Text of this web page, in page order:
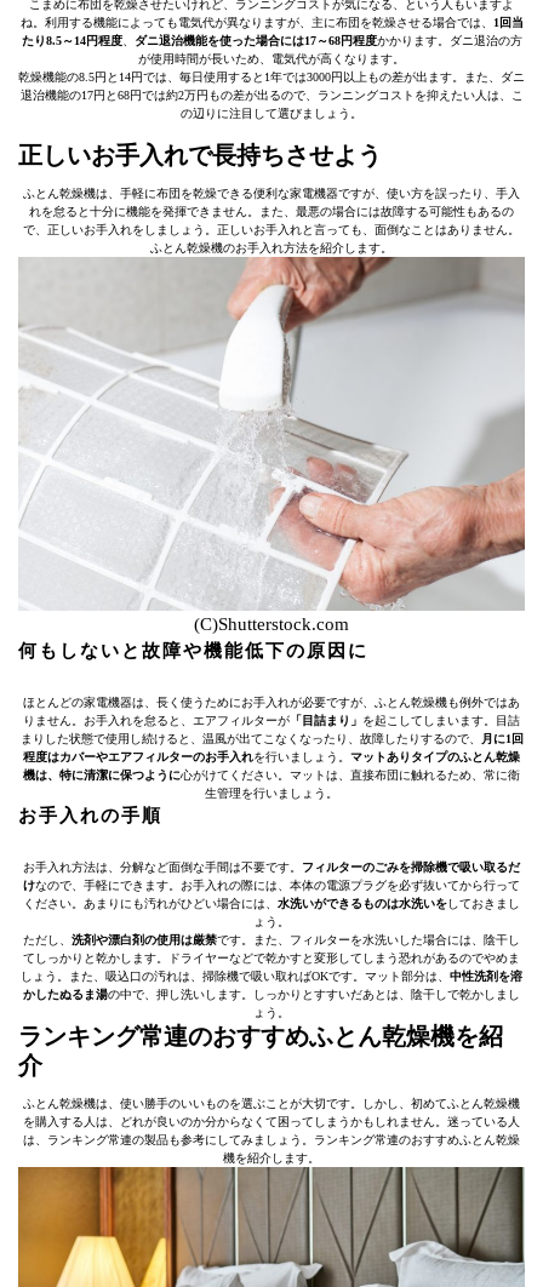
こまめに布団を乾燥させたいけれど、ランニングコストが気になる、という人もいますよ
ね。利用する機能によっても電気代が異なりますが、主に布団を乾燥させる場合では、
1回当
たり8.5～14円程度、 ダニ退治機能を使った場合には17～68円程度かかります。ダニ退治の方
が使用時間が長いため、電気代が高くなります。
乾燥機能の8.5円と14円では、毎日使用すると1年では3000円以上もの差が出ます。また、ダニ
退治機能の17円と68円では約2万円もの差が出るので、ランニングコストを抑えたい人は、こ
の辺りに注目して選びましょう。
正しいお手入れで長持ちさせよう
ふとん乾燥機は、手軽に布団を乾燥できる便利な家電機器ですが、使い方を誤ったり、手入
れを怠ると十分に機能を発揮できません。また、最悪の場合には故障する可能性もあるの
で、正しいお手入れをしましょう。正しいお手入れと言っても、面倒なことはありません。
ふとん乾燥機のお手入れ方法を紹介します。
(C)Shutterstock.com
何もしないと故障や機能低下の原因に
ほとんどの家電機器は、長く使うためにお手入れが必要ですが、ふとん乾燥機も例外ではあ
りません。お手入れを怠ると、エアフィルターが 「目詰まり」 を起こしてしまいます。目詰
まりした状態で使用し続けると、温風が出てこなくなったり、故障したりするので、
月に1回
程度はカバーやエアフィルターのお手入れを行いましょう。 マットありタイプのふとん乾燥
機は、特に清潔に保つように心がけてください。マットは、直接布団に触れるため、常に衛
生管理を行いましょう。
お手入れの手順
お手入れ方法は、分解など面倒な手間は不要です。 フィルターのごみを掃除機で吸い取るだ
けなので、手軽にできます。お手入れの際には、本体の電源プラグを必ず抜いてから行って
ください。あまりにも汚れがひどい場合には、 水洗いができるものは水洗いをしておきまし
ょう。
ただし、 洗剤や漂白剤の使用は厳禁です。また、フィルターを水洗いした場合には、陰干し
てしっかりと乾かします。ドライヤーなどで乾かすと変形してしまう恐れがあるのでやめま
しょう。また、吸込口の汚れは、掃除機で吸い取ればOKです。マット部分は、 中性洗剤を溶
かしたぬるま湯の中で、押し洗いします。しっかりとすすいだあとは、陰干しで乾かしまし
ょう。
ランキング常連のおすすめふとん乾燥機を紹
介
ふとん乾燥機は、使い勝手のいいものを選ぶことが大切です。しかし、初めてふとん乾燥機
を購入する人は、どれが良いのか分からなくて困ってしまうかもしれません。迷っている人
は、ランキング常連の製品も参考にしてみましょう。ランキング常連のおすすめふとん乾燥
機を紹介します。